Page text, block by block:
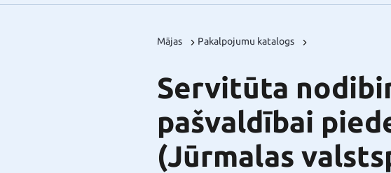
Mājas Pakalpojumu katalogs
Servitūta
pašvaldībai
(Jūrmalas